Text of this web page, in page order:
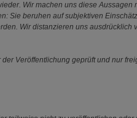
Wir machen uns diese
Sie beruhen auf subjektiven
Wir distanzieren uns
Veröffentlichung geprüft und nur